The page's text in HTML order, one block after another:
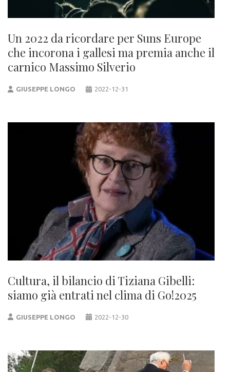
Un 2022 da ricordare per Suns Europe
che incorona i gallesi ma premia anche il
carnico Massimo Silverio
GIUSEPPE LONGO 2022-12-31
Cultura, il bilancio di Tiziana Gibelli:
siamo già entrati nel clima di Go!2025
GIUSEPPE LONGO 2022-12-30